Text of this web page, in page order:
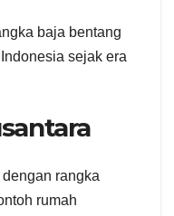
baja bentang
sejak era
rangka
rumah